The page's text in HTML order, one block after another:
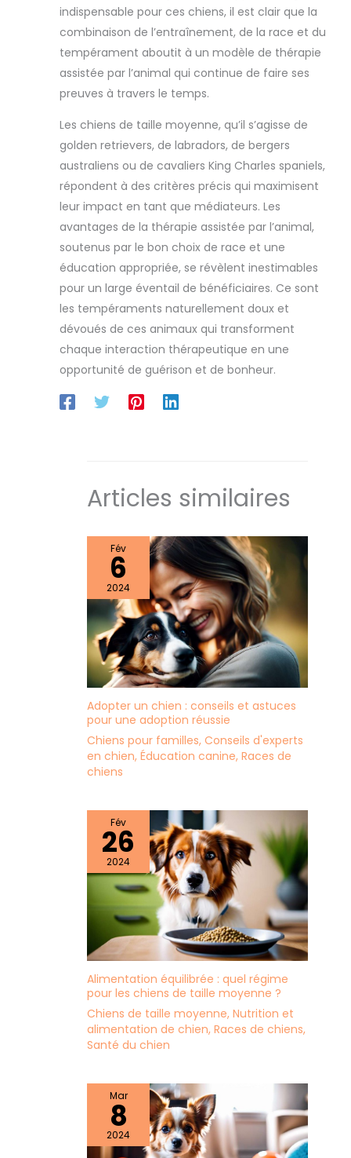
indispensable pour ces chiens, il est clair que la
combinaison de l’entraînement, de la race et du
tempérament aboutit à un modèle de thérapie
assistée par l’animal qui continue de faire ses
preuves à travers le temps.
Les chiens de taille moyenne, qu’il s’agisse de
golden retrievers, de labradors, de bergers
australiens ou de cavaliers King Charles spaniels,
répondent à des critères précis qui maximisent
leur impact en tant que médiateurs. Les
avantages de la thérapie assistée par l’animal,
soutenus par le bon choix de race et une
éducation appropriée, se révèlent inestimables
pour un large éventail de bénéficiaires. Ce sont
les tempéraments naturellement doux et
dévoués de ces animaux qui transforment
chaque interaction thérapeutique en une
opportunité de guérison et de bonheur.
Articles similaires
Fév
6
2024
Adopter un chien : conseils et astuces
pour une adoption réussie
Chiens pour familles, Conseils d'experts
en chien, Éducation canine, Races de
chiens
Fév
26
2024
Alimentation équilibrée : quel régime
pour les chiens de taille moyenne ?
Chiens de taille moyenne, Nutrition et
alimentation de chien, Races de chiens,
Santé du chien
Mar
8
2024